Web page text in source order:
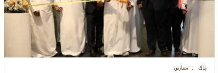
جاك معارض